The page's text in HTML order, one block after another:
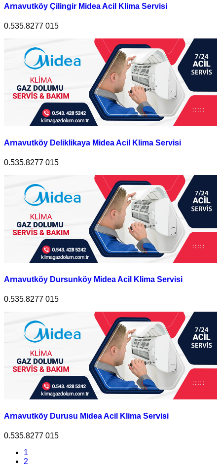
Arnavutköy Çilingir Midea Acil Klima Servisi
0.535.8277 015
Arnavutköy Deliklikaya Midea Acil Klima Servisi
0.535.8277 015
Arnavutköy Dursunköy Midea Acil Klima Servisi
0.535.8277 015
Arnavutköy Durusu Midea Acil Klima Servisi
0.535.8277 015
1
2